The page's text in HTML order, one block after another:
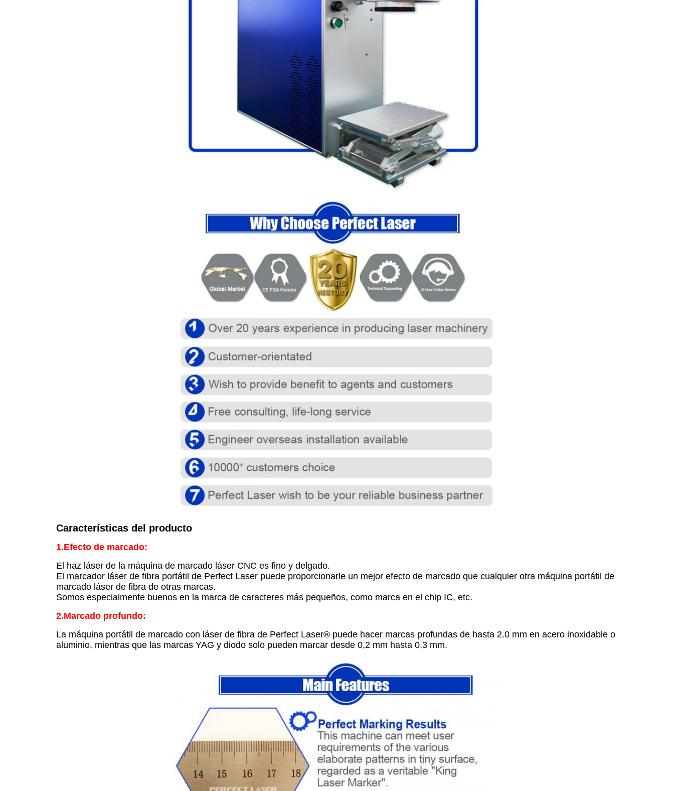
Características del producto
1.Efecto de marcado:
El haz láser de la máquina de marcado láser CNC es fino y delgado.
El marcador láser de fibra portátil de Perfect Laser puede proporcionarle un mejor efecto de marcado que cualquier otra máquina portátil de
marcado láser de fibra de otras marcas.
Somos especialmente buenos en la marca de caracteres más pequeños, como marca en el chip IC, etc.
2.Marcado profundo:
La máquina portátil de marcado con láser de fibra de Perfect Laser® puede hacer marcas profundas de hasta 2.0 mm en acero inoxidable o
aluminio, mientras que las marcas YAG y diodo solo pueden marcar desde 0,2 mm hasta 0,3 mm.